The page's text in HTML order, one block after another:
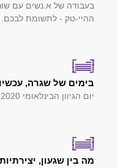
בעבודה של א.נשים עם
ההיי-טק - לתשומת לבכם.
בימים של שגרה, עכשיו
יום הגיוון הבינלאומי 2020
מה בין שגעון, יצירתיות